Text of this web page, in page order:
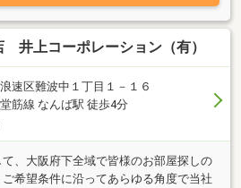
おります。従業員一同精一杯のサービ
井上コーポレーション（有）
速区難波中１丁目１－１６
筋線 なんば駅 徒歩4分
、大阪府下全域で皆様のお部屋探しの
希望条件に沿ってあらゆる角度で当社